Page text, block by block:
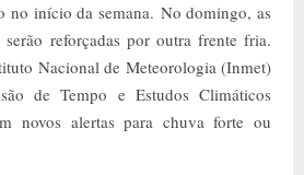
no início da semana. No domingo, as
reforçadas por outra frente fria.
Nacional de Meteorologia (Inmet)
de Tempo e Estudos Climáticos
novos alertas para chuva forte ou